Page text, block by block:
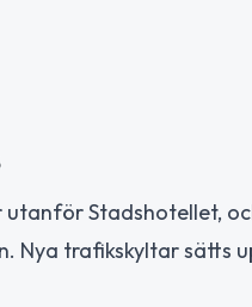
Stadshotellet,
Nya trafikskyltar sätts